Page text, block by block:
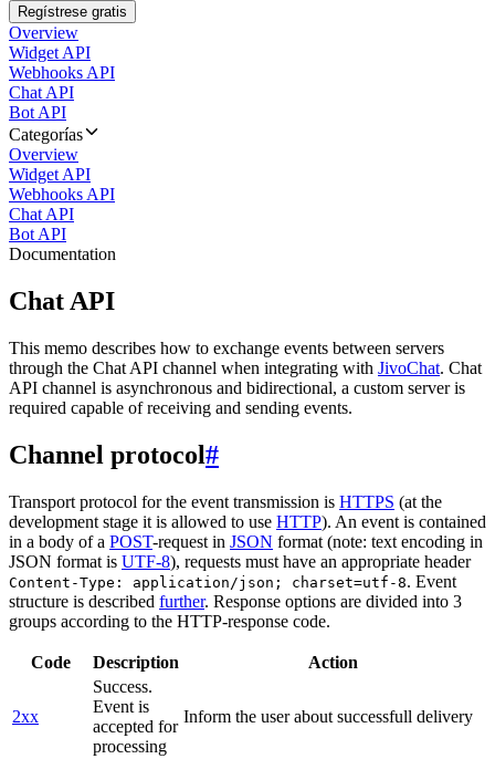
Regístrese gratis
Overview
Widget API
Webhooks API
Chat API
Bot API
Categorías
Overview
Widget API
Webhooks API
Chat API
Bot API
Documentation
Chat API
This memo describes how to exchange events between servers
through the Chat API channel when integrating with JivoChat. Chat
API channel is asynchronous and bidirectional, a custom server is
required capable of receiving and sending events.
Channel protocol#
Transport protocol for the event transmission is HTTPS (at the
development stage it is allowed to use HTTP). An event is contained
in a body of a POST-request in JSON format (note: text encoding in
JSON format is UTF-8), requests must have an appropriate header
Content-Type: application/json; charset=utf-8. Event
structure is described further. Response options are divided into 3
groups according to the HTTP-response code.
Code Description Action
2xx
Success.
Event is
accepted for
processing
Inform the user about successfull delivery